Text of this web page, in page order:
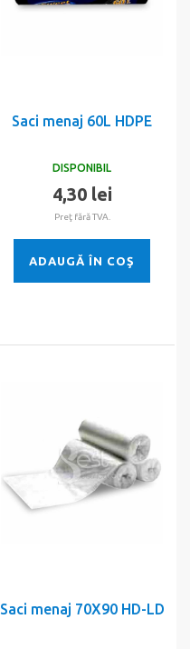
Saci menaj 60L HDPE
DISPONIBIL
4,30 lei
Preţ fără TVA.
ADAUGĂ ÎN COŞ
Saci menaj 70X90 HD-LD